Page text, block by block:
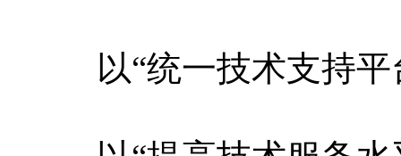
以“统一技术支持平